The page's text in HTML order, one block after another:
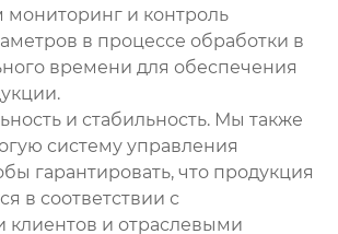
мониторинг и контроль
в процессе обработки в
времени для обеспечения
и стабильность. Мы также
систему управления
гарантировать, что продукция
в соответствии с
клиентов и отраслевыми